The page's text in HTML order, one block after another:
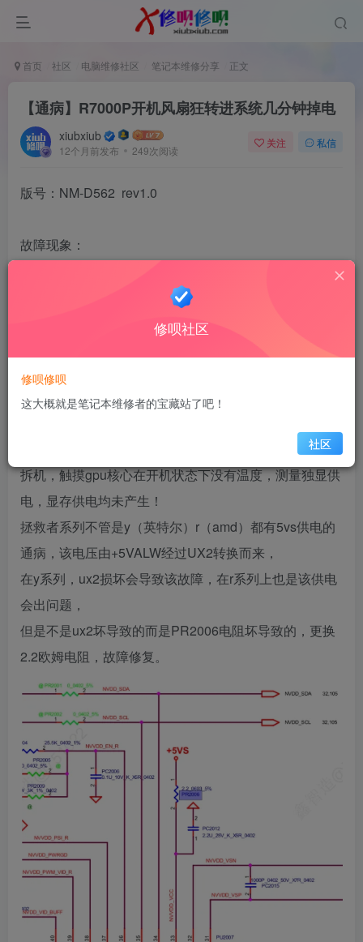
首页 社区 电脑维修社区 笔记本维修分享 正文
【通病】R7000P开机风扇狂转进系统几分钟掉电
xiubxiub
12个月前发布 249次阅读
关注 私信
版号：NM-D562 rev1.0
故障现象：
进系统几分钟后掉电，设备管理器，显卡感叹号，集显
应该是正常的，故障的是独显。
开机进bios也会掉电，显卡3060 cpu r7 5800h
拆机，触摸gpu核心在开机状态下没有温度，测量独显供
电，显存供电均未产生！
拯救者系列不管是y（英特尔）r（amd）都有5vs供电的
通病，该电压由+5VALW经过UX2转换而来，
在y系列，ux2损坏会导致该故障，在r系列上也是该供电
会出问题，
但是不是ux2坏导致的而是PR2006电阻坏导致的，更换
2.2欧姆电阻，故障修复。
修呗社区
修呗修呗
这大概就是笔记本维修者的宝藏站了吧！
社区